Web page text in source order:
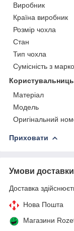
Виробник
Країна виробник
Розмір чохла
Стан
Тип чохла
Сумісність з
Матеріал
Модель
Оригінальний
Приховати
Умови доставки
Доставка
Нова Пошта
Магазини